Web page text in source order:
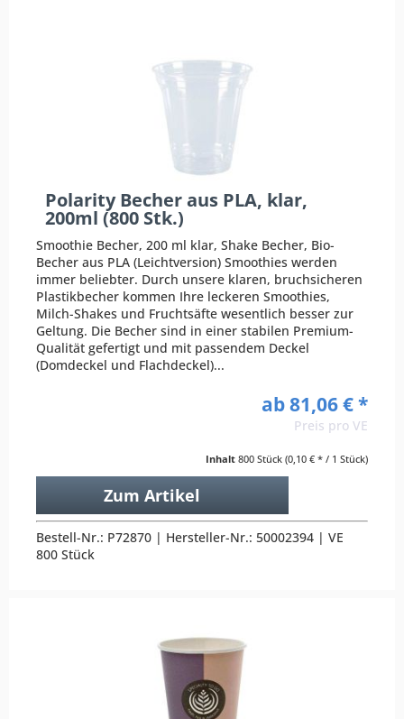
Polarity Becher aus PLA, klar,
200ml (800 Stk.)
Smoothie Becher, 200 ml klar, Shake Becher, Bio-
Becher aus PLA (Leichtversion) Smoothies werden
immer beliebter. Durch unsere klaren, bruchsicheren
Plastikbecher kommen Ihre leckeren Smoothies,
Milch-Shakes und Fruchtsäfte wesentlich besser zur
Geltung. Die Becher sind in einer stabilen Premium-
Qualität gefertigt und mit passendem Deckel
(Domdeckel und Flachdeckel)...
ab 81,06 € *
Preis pro VE
Inhalt 800 Stück (0,10 € * / 1 Stück)
Zum Artikel
Bestell-Nr.: P72870 | Hersteller-Nr.: 50002394 | VE
800 Stück